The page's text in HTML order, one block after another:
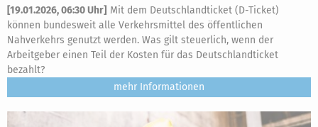
[19.01.2026, 06:30 Uhr] Mit dem Deutschlandticket (D-Ticket)
können bundesweit alle Verkehrsmittel des öffentlichen
Nahverkehrs genutzt werden. Was gilt steuerlich, wenn der
Arbeitgeber einen Teil der Kosten für das Deutschlandticket
bezahlt?
mehr